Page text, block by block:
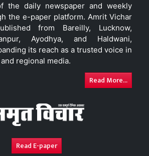
the daily newspaper and weekly
the e-paper platform. Amrit Vichar
from Bareilly, Lucknow,
Ayodhya, and Haldwani,
its reach as a trusted voice in
regional media.
Read More...
Read E-paper